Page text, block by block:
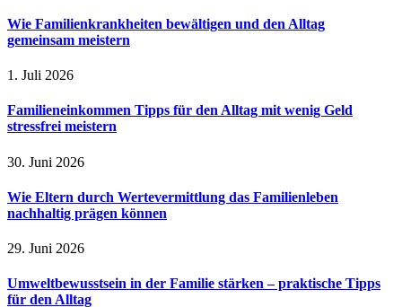
Wie Familienkrankheiten bewältigen und den Alltag
gemeinsam meistern
1. Juli 2026
Familieneinkommen Tipps für den Alltag mit wenig Geld
stressfrei meistern
30. Juni 2026
Wie Eltern durch Wertevermittlung das Familienleben
nachhaltig prägen können
29. Juni 2026
Umweltbewusstsein in der Familie stärken – praktische Tipps
für den Alltag